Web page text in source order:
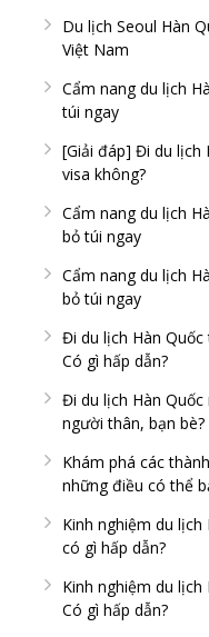
Du lịch Seoul Hàn
Việt Nam
Cẩm nang du lịch
túi ngay
[Giải đáp] Đi du lịch
visa không?
Cẩm nang du lịch
bỏ túi ngay
Cẩm nang du lịch
bỏ túi ngay
Đi du lịch Hàn
Có gì hấp dẫn?
Đi du lịch Hàn
người thân, bạn bè?
Khám phá các
những điều có thể
Kinh nghiệm du lịch
có gì hấp dẫn?
Kinh nghiệm du
Có gì hấp dẫn?